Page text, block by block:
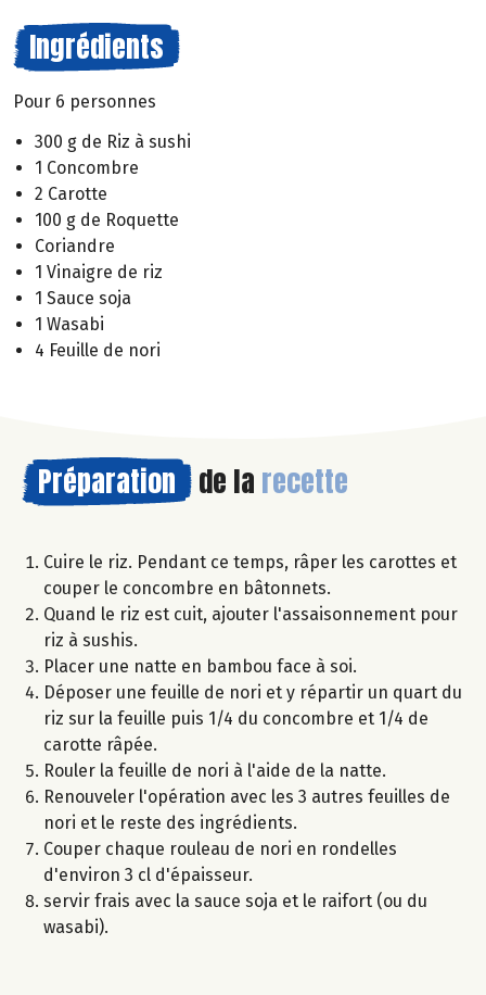
Ingrédients
Pour 6 personnes
300 g de Riz à sushi
1 Concombre
2 Carotte
100 g de Roquette
Coriandre
1 Vinaigre de riz
1 Sauce soja
1 Wasabi
4 Feuille de nori
Préparation de la recette
Cuire le riz. Pendant ce temps, râper les carottes et
couper le concombre en bâtonnets.
Quand le riz est cuit, ajouter l'assaisonnement pour
riz à sushis.
Placer une natte en bambou face à soi.
Déposer une feuille de nori et y répartir un quart du
riz sur la feuille puis 1/4 du concombre et 1/4 de
carotte râpée.
Rouler la feuille de nori à l'aide de la natte.
Renouveler l'opération avec les 3 autres feuilles de
nori et le reste des ingrédients.
Couper chaque rouleau de nori en rondelles
d'environ 3 cl d'épaisseur.
servir frais avec la sauce soja et le raifort (ou du
wasabi).